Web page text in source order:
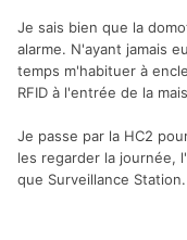
Je sais bien que la
alarme. N'ayant jamais
temps m'habituer à
RFID à l'entrée de la
Je passe par la HC2
les regarder la journée,
que Surveillance Station.